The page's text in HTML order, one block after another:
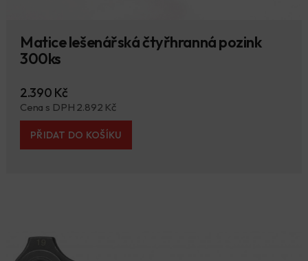
Matice lešenářská čtyřhranná pozink
300ks
2.390 Kč
Cena s DPH 2.892 Kč
PŘIDAT DO KOŠÍKU